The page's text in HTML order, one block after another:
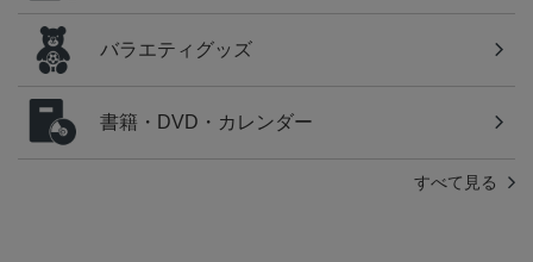
バラエティグッズ
書籍・DVD・カレンダー
すべて見る